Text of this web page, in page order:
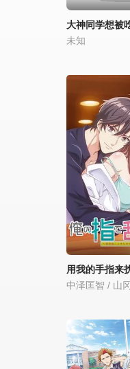
大神同学想被
未知